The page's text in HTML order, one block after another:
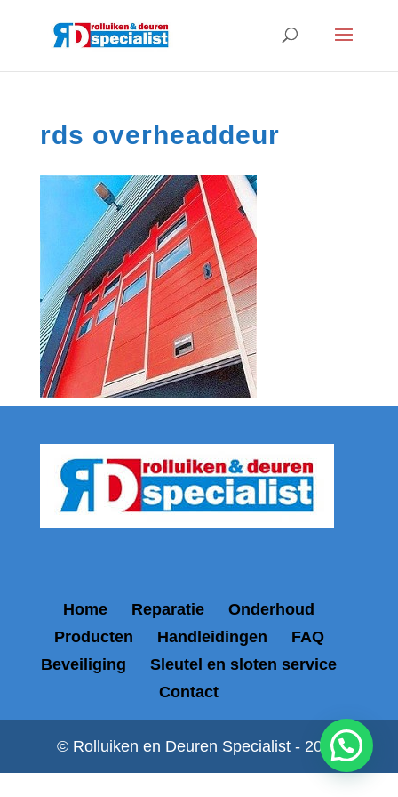
rds overheaddeur
Home Reparatie
Onderhoud
Producten
Handleidingen
FAQ
Beveiliging
Sleutel en sloten service
Contact
© Rolluiken en Deuren Specialist - 2026